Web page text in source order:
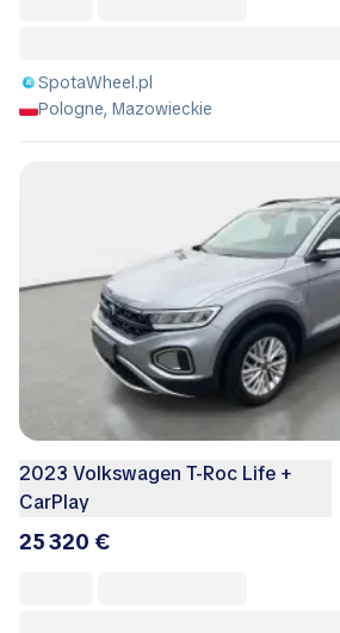
SpotaWheel.pl
Pologne, Mazowieckie
2023 Volkswagen T-Roc Life +
CarPlay
25 320 €